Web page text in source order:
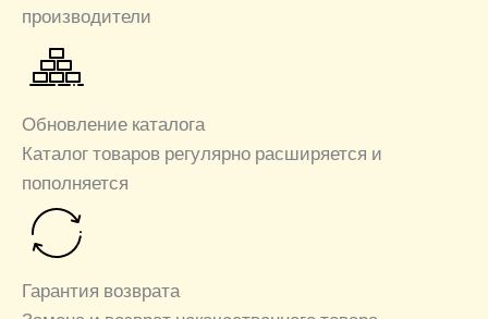
производители
Обновление каталога
Каталог товаров регулярно расширяется и
пополняется
Гарантия возврата